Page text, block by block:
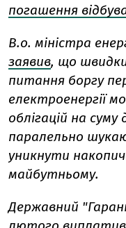
погашення
В.о. міністра
заявив, що
питання боргу
електроенергії
облігацій на
паралельно
уникнути
майбутньому.
Державний